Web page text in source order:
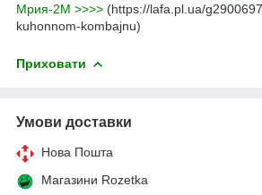
Мрия-2М >>>> (https://lafa.pl.ua/
kuhonnom-kombajnu)
Приховати
Умови доставки
Нова Пошта
Магазини Rozetka